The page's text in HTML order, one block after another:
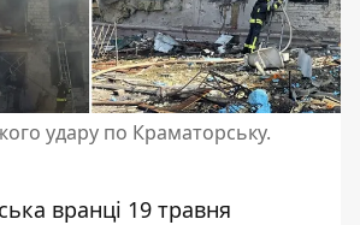
удару по Краматорську.
вранці 19 травня